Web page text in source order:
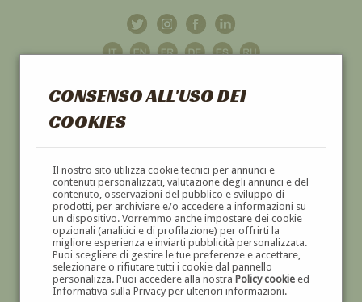
CONSENSO ALL'USO DEI
COOKIES
Il nostro sito utilizza cookie tecnici per annunci e
contenuti personalizzati, valutazione degli annunci e del
contenuto, osservazioni del pubblico e sviluppo di
prodotti, per archiviare e/o accedere a informazioni su
un dispositivo. Vorremmo anche impostare dei cookie
opzionali (analitici e di profilazione) per offrirti la
migliore esperienza e inviarti pubblicità personalizzata.
Puoi scegliere di gestire le tue preferenze e accettare,
selezionare o rifiutare tutti i cookie dal pannello
personalizza. Puoi accedere alla nostra Policy cookieed
Informativa sulla Privacy per ulteriori informazioni.
GALLERIAD'ARTE
DIPINTI E SCULTURE '800 E '900